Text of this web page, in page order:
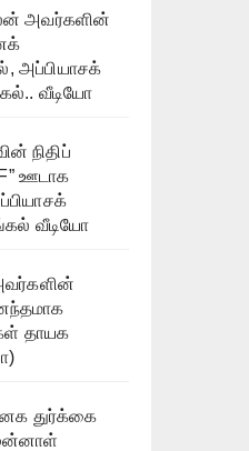
அவர்களின்
அப்பியாசக்
வீடியோ
நிதிப்
ஊடாக
வீடியோ
தாயக
துர்க்கை